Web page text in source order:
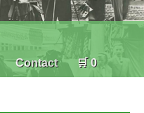
Contact 🛒 0